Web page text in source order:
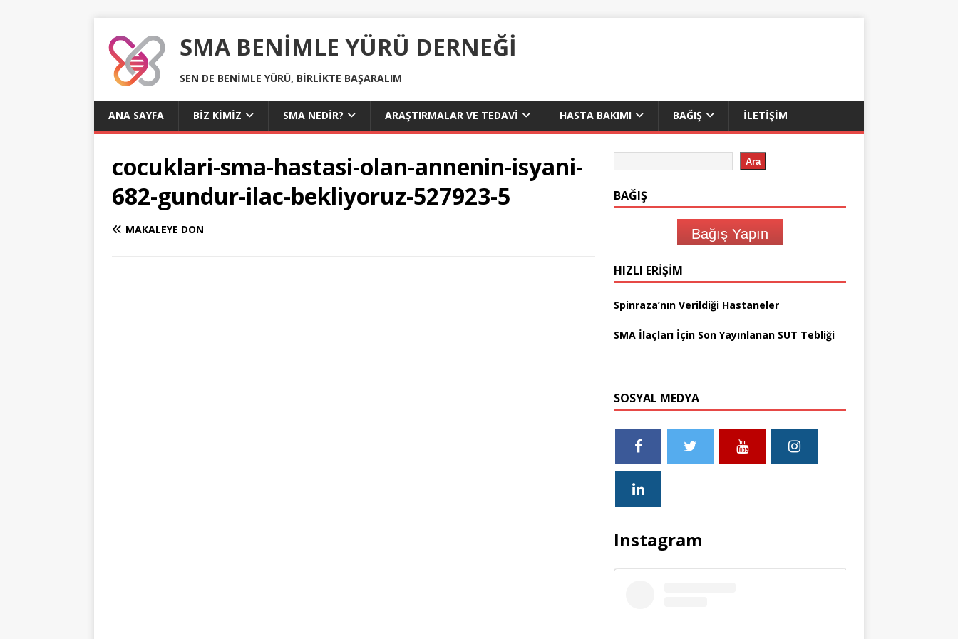
SMA BENIMLE YÜRÜ DERNEĞI
SEN DE BENIMLE YÜRÜ, BIRLIKTE BAŞARALIM
ANA SAYFA BIZ KIMIZ SMA NEDIR? ARAŞTIRMALAR VE TEDAVI HASTA BAKIMI BAĞIŞ İLETIŞIM
cocuklari-sma-hastasi-olan-annenin-isyani-
682-gundur-ilac-bekliyoruz-527923-5
MAKALEYE DÖN
Ara
BAĞIŞ
Bağış Yapın
HIZLI ERIŞIM
Spinraza’nın Verildiği Hastaneler
SMA İlaçları İçin Son Yayınlanan SUT Tebliği
SOSYAL MEDYA
Instagram